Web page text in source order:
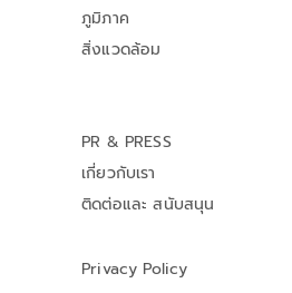
ภูมิภาค
สิ่งแวดล้อม
PR & PRESS
เกี่ยวกับเรา
ติดต่อและ สนับสนุน
Privacy Policy